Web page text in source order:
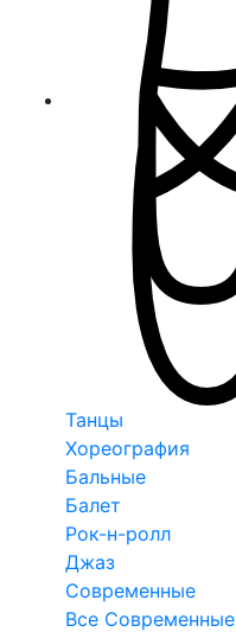
Танцы
Хореография
Бальные
Балет
Рок-н-ролл
Джаз
Современные
Все Современные